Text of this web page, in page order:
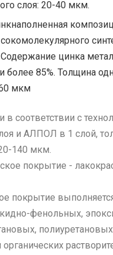
слоя: 20-40 мкм.
цинка
более 85%. Толщина
мкм
в соответствии с
и АЛПОЛ в 1 слой,
140 мкм.
покрытие -
покрытие
фенольных,
полиуретановых